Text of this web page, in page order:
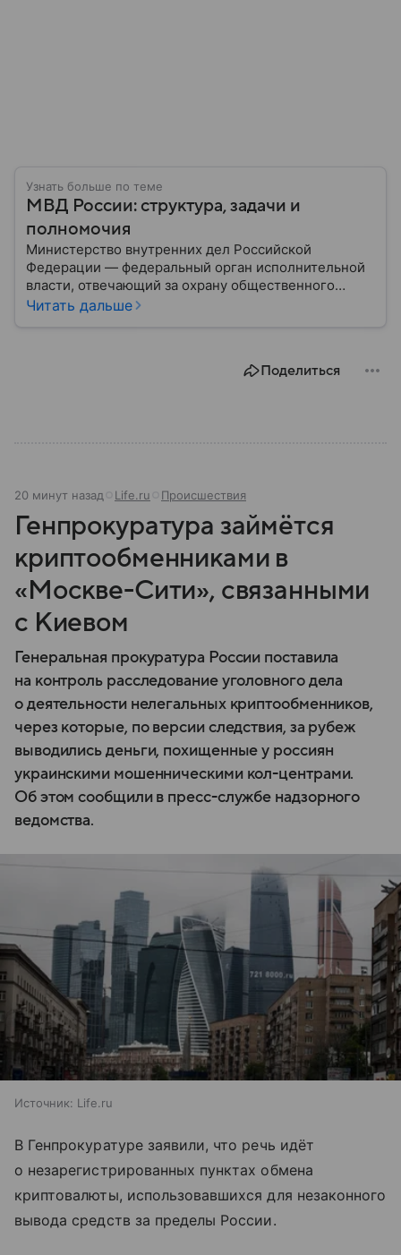
Узнать больше по теме
МВД России: структура, задачи и
полномочия
Министерство внутренних дел Российской
Федерации — федеральный орган исполнительной
власти, отвечающий за охрану общественного
порядка, борьбу с преступностью, обеспечение
России, какие задачи выполняет министерство, как
Читать дальше
Поделиться
20 минут назад Life.ru Происшествия
Генпрокуратура займётся
криптообменниками в
«Москве-Сити», связанными
с Киевом
Генеральная прокуратура России поставила
на контроль расследование уголовного дела
о деятельности нелегальных криптообменников,
через которые, по версии следствия, за рубеж
выводились деньги, похищенные у россиян
украинскими мошенническими кол-центрами.
Об этом сообщили в пресс-службе надзорного
ведомства.
Источник: Life.ru
В Генпрокуратуре заявили, что речь идёт
о незарегистрированных пунктах обмена
криптовалюты, использовавшихся для незаконного
вывода средств за пределы России.